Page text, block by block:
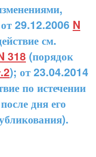
29.12.2006 N
см.
318 (порядок
); от 23.04.2014
по истечении
дня его